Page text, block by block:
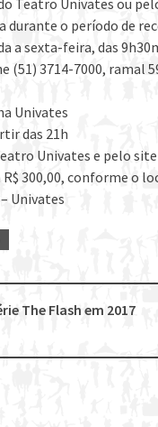
o período de
a sexta-feira, das
(51) 3714-7000, ramal
Univates
das 21h
Univates e pelo site
R$ 300,00, conforme o
Univates
The Flash em 2017